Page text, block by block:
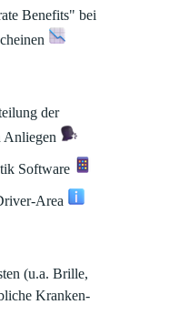
Benefits" bei
der
Anliegen
Software
Area
(u.a. Brille,
Kranken-